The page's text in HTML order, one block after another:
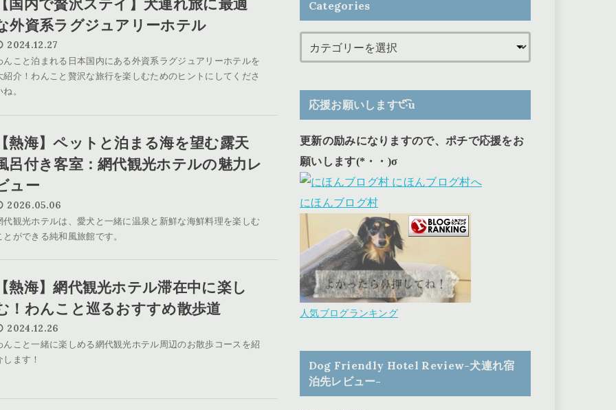
国内で贅沢ステイ】犬連れ旅に最適
外資系ラグジュアリーホテル
2024.12.27
んこと泊まれる日本国内にある外資系ラグジュアリーホテルを
紹介！わんこと贅沢な旅行を楽しむためのヒントにしてくださ
ね。
熱海】ペットと泊まる海を望む露天
呂付き客室：網代観光ホテルの魅力レ
ュー
2026.05.06
代観光ホテルは、愛犬と一緒に温泉と新鮮な海鮮料理を楽しむ
とができる純和風旅館です。
熱海】網代観光ホテル滞在中に楽し
！わんこと巡るおすすめ散歩道
2024.12.26
んこと一緒に楽しめる網代観光ホテル周辺のお散歩コースを紹
します！
Categories
応援お願いします੯‧̀͡u
更新の励みになりますので、ポチで応援をお
願いします(*・・)σ
にほんブログ村
人気ブログランキング
Dog Friendly Hotel Review-犬連れ宿
泊先レビュー-